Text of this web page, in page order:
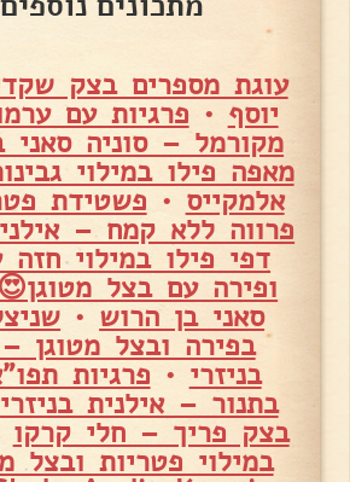
עוגת מספרים בצק
יוסף •פרגיות עם
מקורמל – סוניה סאני
מאפה פילו במילוי
אלמקייס • פשטידת
פרווה ללא קמח –
דפי פילו במילוי חזה
ופירה עם בצל
סאני בן הרוש •
בפירה ובצל מטוגן
בניזרי • פרגיות
בתנור – אילנית בניזרי
בצק פריך – חלי קרקו
במילוי פטריות ובצל